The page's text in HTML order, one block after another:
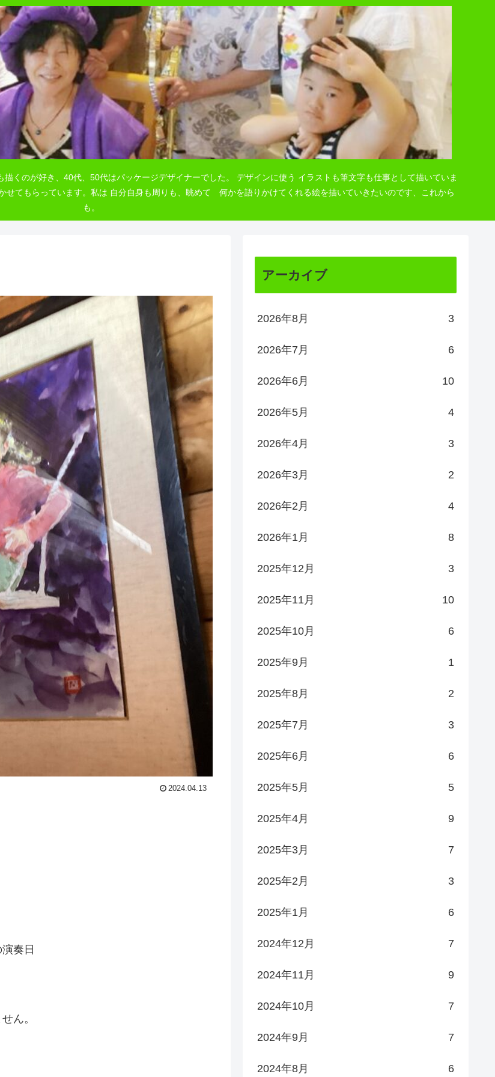
くのが好き、40代、50代はパッケージデザイナーでした。 デザインに使う イラストも筆文字も仕事として描いていま
せてもらっています。私は 自分自身も周りも、眺めて 何かを語りかけてくれる絵を描いていきたいのです、これから
も。
2024.04.13
奏日
ん。
アーカイブ
2026年8月 3
2026年7月 6
2026年6月 10
2026年5月 4
2026年4月 3
2026年3月 2
2026年2月 4
2026年1月 8
2025年12月 3
2025年11月 10
2025年10月 6
2025年9月 1
2025年8月 2
2025年7月 3
2025年6月 6
2025年5月 5
2025年4月 9
2025年3月 7
2025年2月 3
2025年1月 6
2024年12月 7
2024年11月 9
2024年10月 7
2024年9月 7
2024年8月 6